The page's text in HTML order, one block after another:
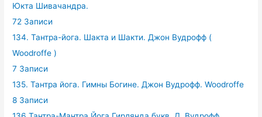
Юкта Шивачандра.
72 Записи
134. Тантра-йога. Шакта и Шакти. Джон Вудрофф (
Woodroffe )
7 Записи
135. Тантра йога. Гимны Богине. Джон Вудрофф. Woodroffe
8 Записи